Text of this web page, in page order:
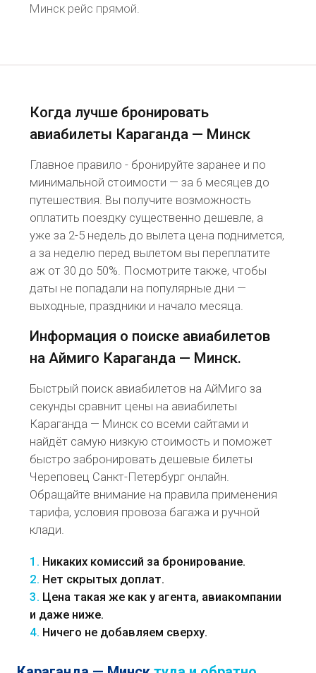
Минск рейс прямой.
Когда лучше бронировать
авиабилеты Караганда — Минск
Главное правило - бронируйте заранее и по
минимальной стоимости — за 6 месяцев до
путешествия. Вы получите возможность
оплатить поездку существенно дешевле, а
уже за 2-5 недель до вылета цена поднимется,
а за неделю перед вылетом вы переплатите
аж от 30 до 50%. Посмотрите также, чтобы
даты не попадали на популярные дни —
выходные, праздники и начало месяца.
Информация о поиске авиабилетов
на Аймиго Караганда — Минск.
Быстрый поиск авиабилетов на АйМиго за
секунды сравнит цены на авиабилеты
Караганда — Минск со всеми сайтами и
найдёт самую низкую стоимость и поможет
быстро забронировать дешевые билеты
Череповец Санкт-Петербург онлайн.
Обращайте внимание на правила применения
тарифа, условия провоза багажа и ручной
клади.
1. Никаких комиссий за бронирование.
2. Нет скрытых доплат.
3. Цена такая же как у агента, авиакомпании
и даже ниже.
4. Ничего не добавляем сверху.